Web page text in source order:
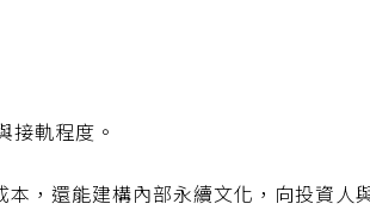
接軌程度。
，還能建構內部永續文化，向投資人